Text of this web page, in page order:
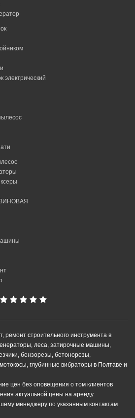
электрический
ремонт строительного инструмента в
леса, затирочные машины,
бензорезы, бетонорезы,
глубинные вибраторы в Полтаве и
цен без оповещения о том клиентов
актуальной цены на аренду
менеджеру по указанным контактам